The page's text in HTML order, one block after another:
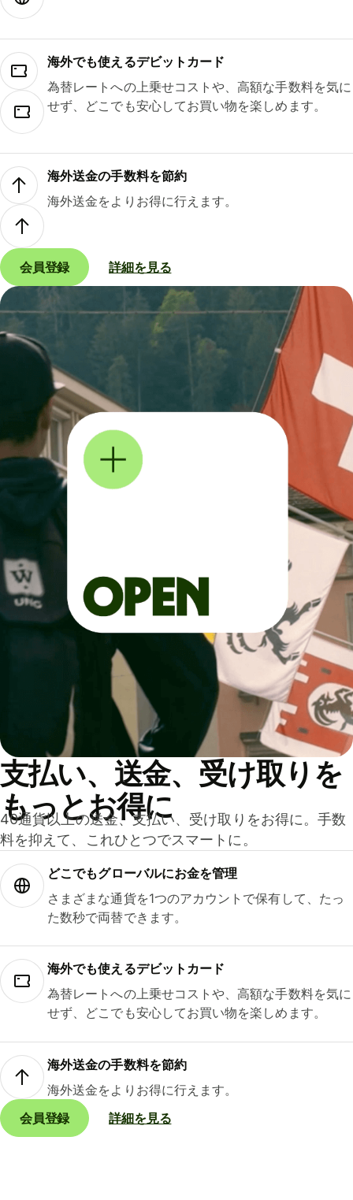
海外でも使えるデビットカード
為替レートへの上乗せコストや、高額な手数料を気に
せず、どこでも安心してお買い物を楽しめます。
海外送金の手数料を節約
海外送金をよりお得に行えます。
会員登録 詳細を見る
支払い、送金、受け取りを
もっとお得に
40通貨以上の送金、支払い、受け取りをお得に。手数
料を抑えて、これひとつでスマートに。
どこでもグ⁠ロ⁠ー⁠バ⁠ルにお金を管理
さまざまな通貨を1つのアカウントで保有して、たっ
た数秒で両替できます。
海外でも使えるデビットカード
為替レートへの上乗せコストや、高額な手数料を気に
せず、どこでも安心してお買い物を楽しめます。
海外送金の手数料を節約
海外送金をよりお得に行えます。
会員登録
詳細を見る